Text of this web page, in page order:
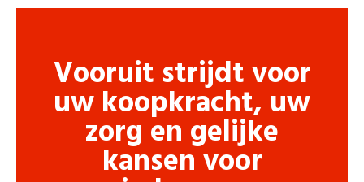
Vooruit strijdt voor
uw koopkracht, uw
zorg en gelijke
kansen voor